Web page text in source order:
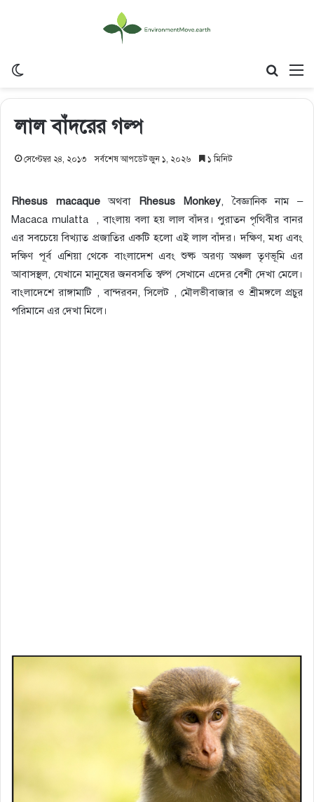
লাল বাঁদরের গল্প
সেপ্টেম্বর ২৪, ২০১৩ সর্বশেষ আপডেট জুন ১, ২০২৬ ১ মিনিট
Rhesus macaqueঅথবা Rhesus Monkey, বৈজ্ঞানিক নাম –
Macaca mulatta , বাংলায় বলা হয় লাল বাঁদর। পুরাতন পৃথিবীর বানর
এর সবচেয়ে বিখ্যাত প্রজাতির একটি হলো এই লাল বাঁদর। দক্ষিণ, মধ্য এবং
দক্ষিণ পূর্ব এশিয়া থেকে বাংলাদেশ এবং শুষ্ক অরণ্য অঞ্চল তৃণভূমি এর
আবাসস্থল, যেখানে মানুষের জনবসতি স্বল্প সেখানে এদের বেশী দেখা মেলে।
বাংলাদেশে রাঙ্গামাটি , বান্দরবন, সিলেট , মৌলভীবাজার ও শ্রীমঙ্গলে প্রচুর
পরিমানে এর দেখা মিলে।